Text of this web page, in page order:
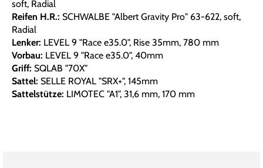
soft, Radial
Reifen H.R.: SCHWALBE "Albert Gravity Pro" 63-622, soft,
Radial
Lenker: LEVEL 9 "Race e35.0", Rise 35mm, 780 mm
Vorbau: LEVEL 9 "Race e35.0", 40mm
Griff: SQLAB "70X"
Sattel: SELLE ROYAL "SRX+", 145mm
Sattelstütze: LIMOTEC "A1", 31,6 mm, 170 mm